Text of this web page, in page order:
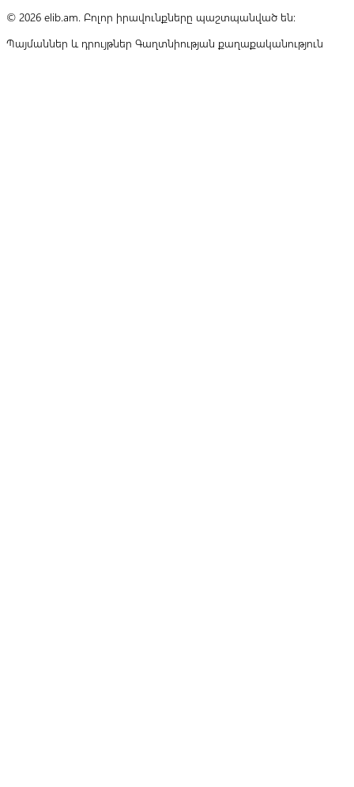
© 2026 elib.am. Բոլոր իրավունքները պաշտպանված են:
Պայմաններ և դրույթներ Գաղտնիության քաղաքականություն